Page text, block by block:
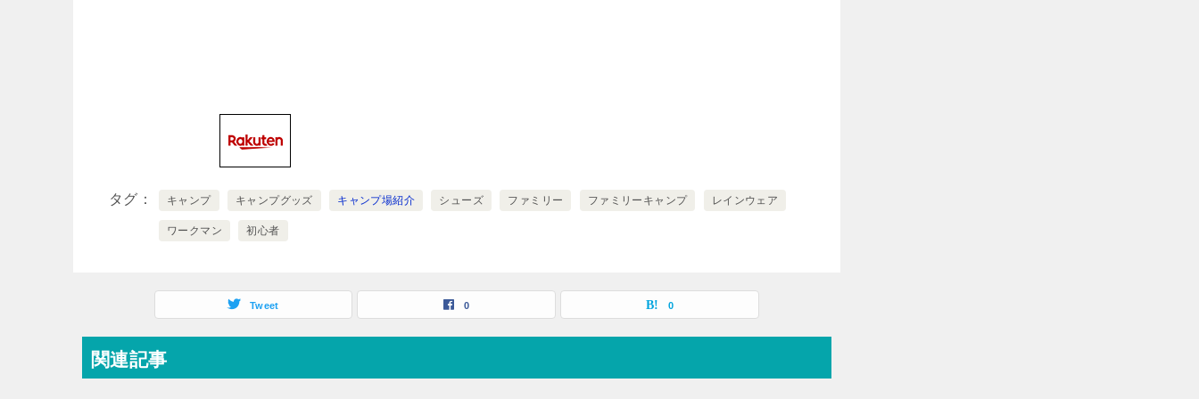
タグ キャンプ キャンプグッズ キャンプ場紹介 シューズ ファミリー ファミリーキャンプ レインウェア
ワークマン 初心者
Tweet 0 0
関連記事